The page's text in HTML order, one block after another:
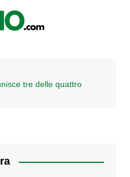
tre delle quattro